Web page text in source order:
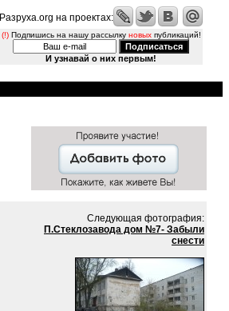
Разруха.org на проектах:
(!)Подпишись на нашу рассылку новыхпубликаций!
И узнавай о них первым!
Следующая фотография:
П.Стеклозавода дом №7- Забыли
снести